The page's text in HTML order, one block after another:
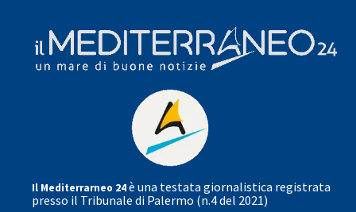
Il Mediterrarneo 24è una testata giornalistica registrata
presso il Tribunale di Palermo (n.4 del 2021)